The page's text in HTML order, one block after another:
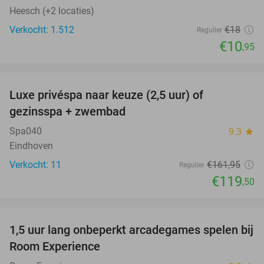
Heesch (+2 locaties)
Verkocht: 1.512
Regulier €18
€10,95
Luxe privéspa naar keuze (2,5 uur) of
gezinsspa + zwembad
Spa040 9.3 star
Eindhoven
Verkocht: 11
Regulier €161,95
€119,50
46%
TODAY
1,5 uur lang onbeperkt arcadegames spelen bij
Room Experience